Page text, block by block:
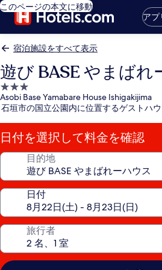
このページの本文に移動
アプ
宿泊施設をすべて表示
遊び BASE やまばれ
3.0
つ
星
宿
泊
施
Asobi Base Yamabare House Ishigakijima
石垣市の国立公園内に位置するゲストハ
日付を選択して料金を確認
目的地
日付
旅行者